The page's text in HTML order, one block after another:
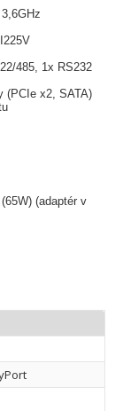
485, 1x RS232
(PCIe x2, SATA)
(adaptér v